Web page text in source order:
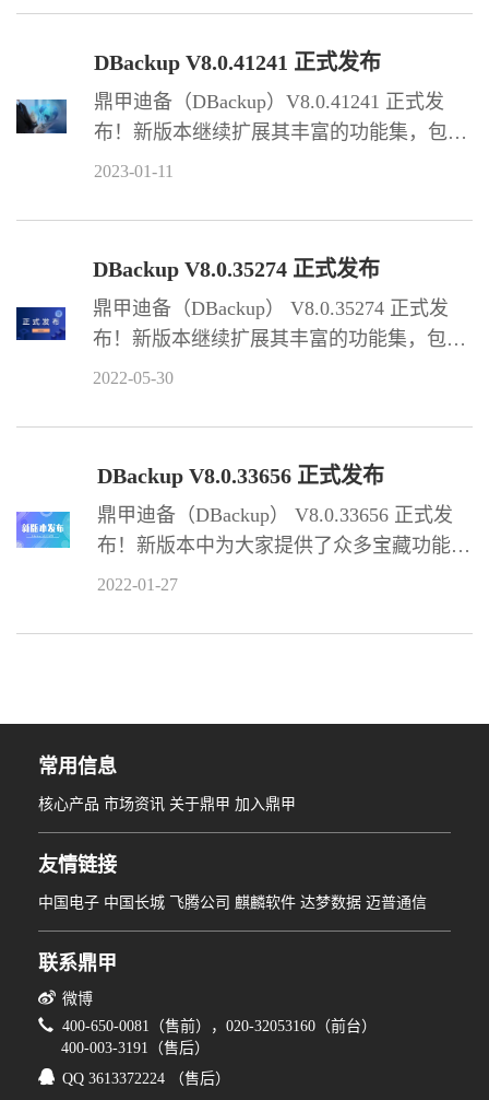
DBackup V8.0.41241 正式发布
鼎甲迪备（DBackup）V8.0.41241 正式发
布！新版本继续扩展其丰富的功能集，包括
新支持 40 多项功能特性、新适配 30 多项资
大突破。此次亮点功能：基于源端重删的备
份数据上云、数据保护方案、文件合成副本
的远程复制、虚拟化智能并行处理框架、重
删存储池的健壮性提升、数据库增加更细粒
度的备份或恢复等等，为客户提供全方位数
据保护！
2023-01-11
DBackup V8.0.35274 正式发布
鼎甲迪备（DBackup） V8.0.35274 正式发
布！新版本继续扩展其丰富的功能集，包括
新支持 30 多项新功能特性、新适配 20 多项
重大突破。此次亮点颇多：Oracle 数据保护
与第三方备份方案并存不悖、联合腾讯云攻
克 TDSQL-PG 数据保护难题、远程复制全
新升级轻松实现异地容灾、携手国产存储实
现更高效的虚拟化备份恢复等等，为客户提
供全方位数据保护！
2022-05-30
DBackup V8.0.33656 正式发布
鼎甲迪备（DBackup） V8.0.33656 正式发
布！新版本中为大家提供了众多宝藏功能，
包括新支持 40 多项新功能特性、新适配 20
重大改进。此次重磅亮点：国产分布式数据
三方 SNMP 平台、自动发送运维邮件等
等，引领了数据库保护大潮。
2022-01-27
常用信息
核心产品 市场资讯 关于鼎甲 加入鼎甲
友情链接
中国电子 中国长城 飞腾公司 麒麟软件 达梦数据 迈普通信
联系鼎甲
微博
400-650-0081（售前），020-32053160（前台）
400-003-3191（售后）
QQ 3613372224 （售后）